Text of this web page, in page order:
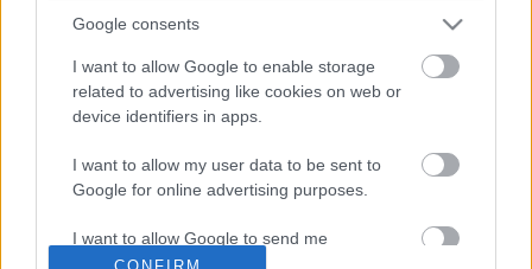
Google consents
I want to allow Google to enable storage
related to advertising like cookies on web or
device identifiers in apps.
I want to allow my user data to be sent to
Google for online advertising purposes.
I want to allow Google to send me
personalized advertising.
A társadalmi vállalkozás eredeti célja, hogy bebizonyítsák, a
vodka az 1986-os nukleáris baleset által érintett régióban
biztonságosan állítható elő.
CSAKNEM EGY MAGYARORSZÁGNYI TERÜLET
LEHET ELAKNÁSÍTVA UKRAJNÁBAN
2022. március. 22. 07:12
Erdőtűz van Csernobil közelében.
ISMÉT MEGSZAKADT A CSERNOBILI